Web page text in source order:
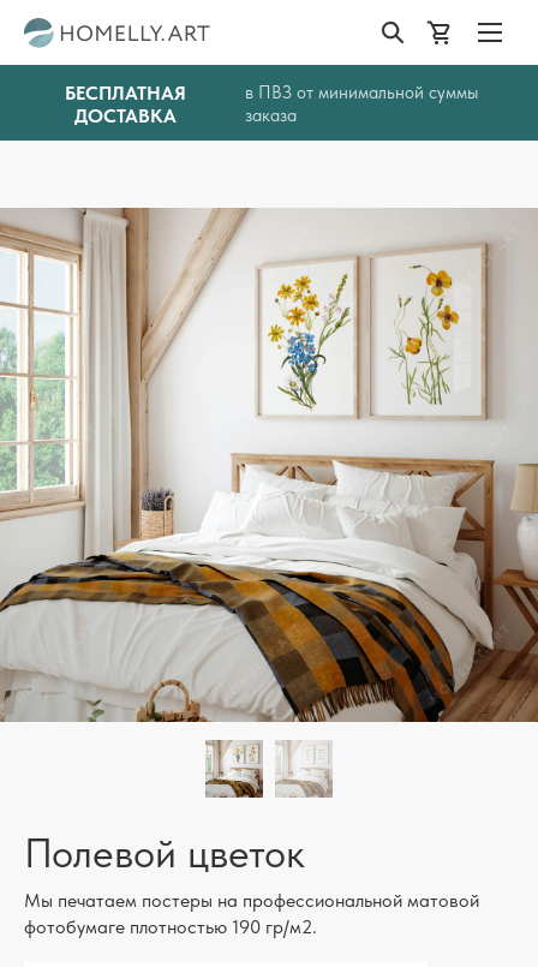
БЕСПЛАТНАЯ
ДОСТАВКА
в ПВЗ от минимальной суммы
заказа
Полевой цветок
Мы печатаем постеры на профессиональной матовой
фотобумаге плотностью 190 гр/м2.